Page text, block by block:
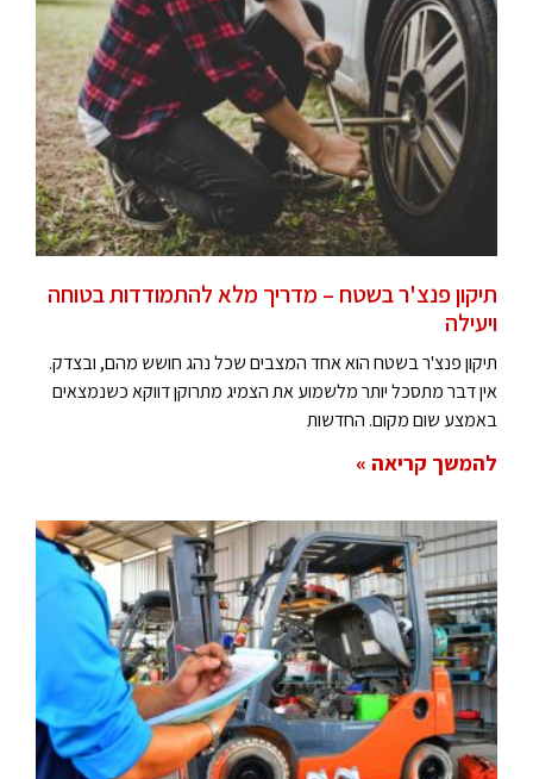
תיקון פנצ'ר בשטח – מדריך מלא להתמודדות בטוחה
ויעילה
תיקון פנצ'ר בשטח הוא אחד המצבים שכל נהג חושש מהם, ובצדק.
אין דבר מתסכל יותר מלשמוע את הצמיג מתרוקן דווקא כשנמצאים
באמצע שום מקום. החדשות
להמשך קריאה »